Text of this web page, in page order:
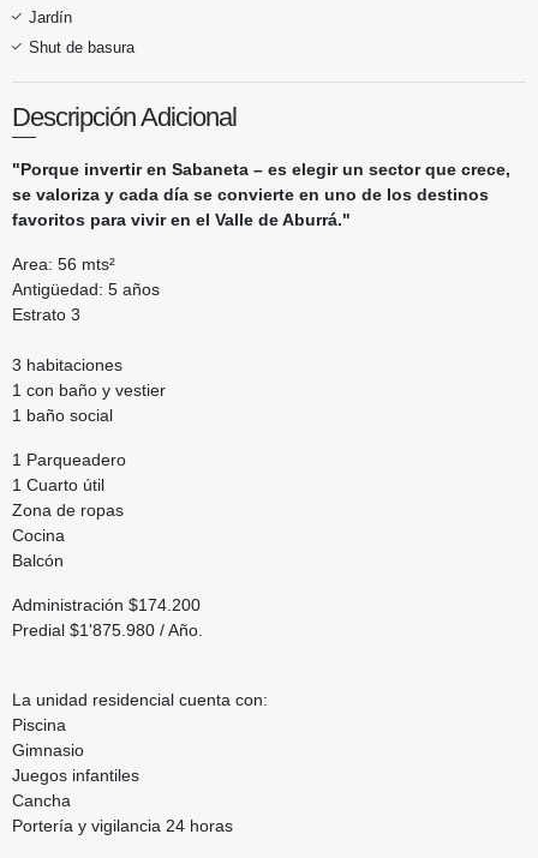
Jardín
Shut de basura
Descripción Adicional
"Porque invertir en Sabaneta – es elegir un sector que crece,
se valoriza y cada día se convierte en uno de los destinos
favoritos para vivir en el Valle de Aburrá."
Area: 56 mts²
Antigüedad: 5 años
Estrato 3
3 habitaciones
1 con baño y vestier
1 baño social
1 Parqueadero
1 Cuarto útil
Zona de ropas
Cocina
Balcón
Administración $174.200
Predial $1'875.980 / Año.
La unidad residencial cuenta con:
Piscina
Gimnasio
Juegos infantiles
Cancha
Portería y vigilancia 24 horas